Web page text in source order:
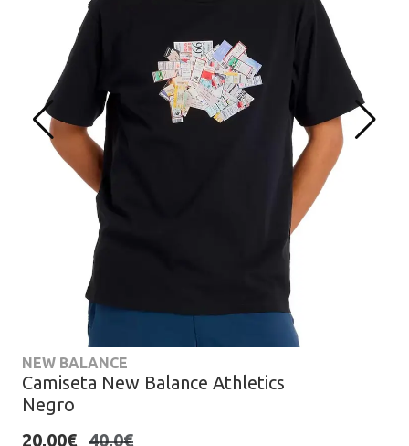
NEW BALANCE
Camiseta New Balance Athletics
Negro
20,00€ 40,0€